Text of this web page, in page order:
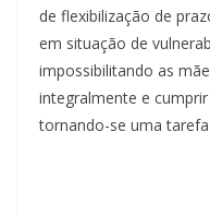
de flexibilização de
em situação de
impossibilitando as
integralmente e
tornando-se uma